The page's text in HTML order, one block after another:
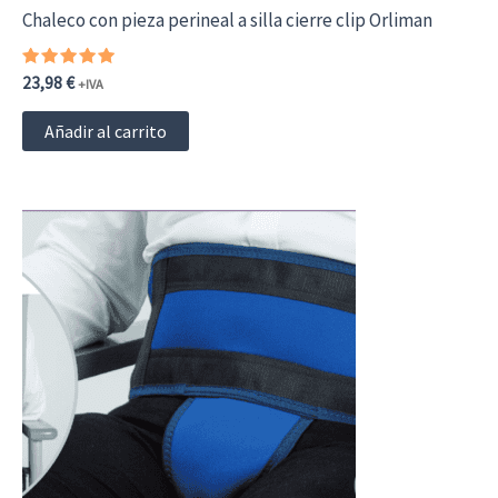
de
Chaleco con pieza perineal a silla cierre clip Orliman
Valorado
con
5.00
de 5
23,98€ +IVA
Añadir al carrito